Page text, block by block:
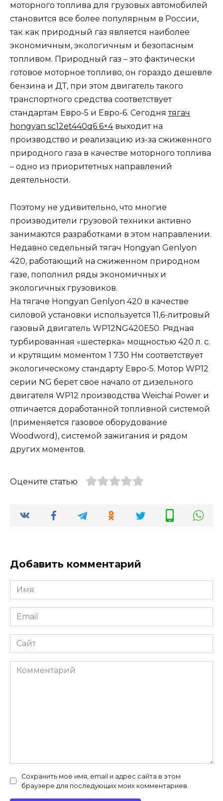
моторного топлива для грузовых автомобилей
становится все более популярным в России,
так как природный газ является наиболее
экономичным, экологичным и безопасным
топливом. Природный газ – это фактически
готовое моторное топливо, он гораздо дешевле
бензина и ДТ, при этом двигатель такого
транспортного средства соответствует
стандартам Евро-5 и Евро-6. Сегоднятягач
hongyan sc12et440q6 6×4выходит на
производство и реализацию из-за сжиженного
природного газа в качестве моторного топлива
– одно из приоритетных направлений
деятельности.
Поэтому не удивительно, что многие
производители грузовой техники активно
занимаются разработками в этом направлении.
Недавно седельный тягач Hongyan Genlyon
420, работающий на сжиженном природном
газе, пополнил ряды экономичных и
экологичных грузовиков.
На тягаче Hongyan Genlyon 420 в качестве
силовой установки используется 11,6-литровый
газовый двигатель WP12NG420E50. Рядная
турбированная «шестерка» мощностью 420 л. с.
и крутящим моментом 1 730 Нм соответствует
экологическому стандарту Евро-5. Мотор WP12
серии NG берет свое начало от дизельного
двигателя WP12 производства Weichai Power и
отличается доработанной топливной системой
(применяется газовое оборудование
Woodword), системой зажигания и рядом
других моментов.
Оцените статью
Добавить комментарий
Имя
*
Email
*
Сайт
Комментарий
Сохранить моё имя, email и адрес сайта в этом
браузере для последующих моих комментариев.